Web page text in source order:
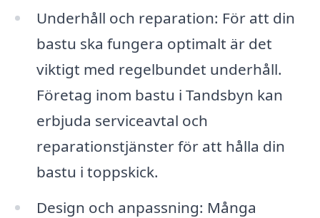
Underhåll och reparation: För att din
bastu ska fungera optimalt är det
viktigt med regelbundet underhåll.
Företag inom bastu i Tandsbyn kan
erbjuda serviceavtal och
reparationstjänster för att hålla din
bastu i toppskick.
Design och anpassning: Många